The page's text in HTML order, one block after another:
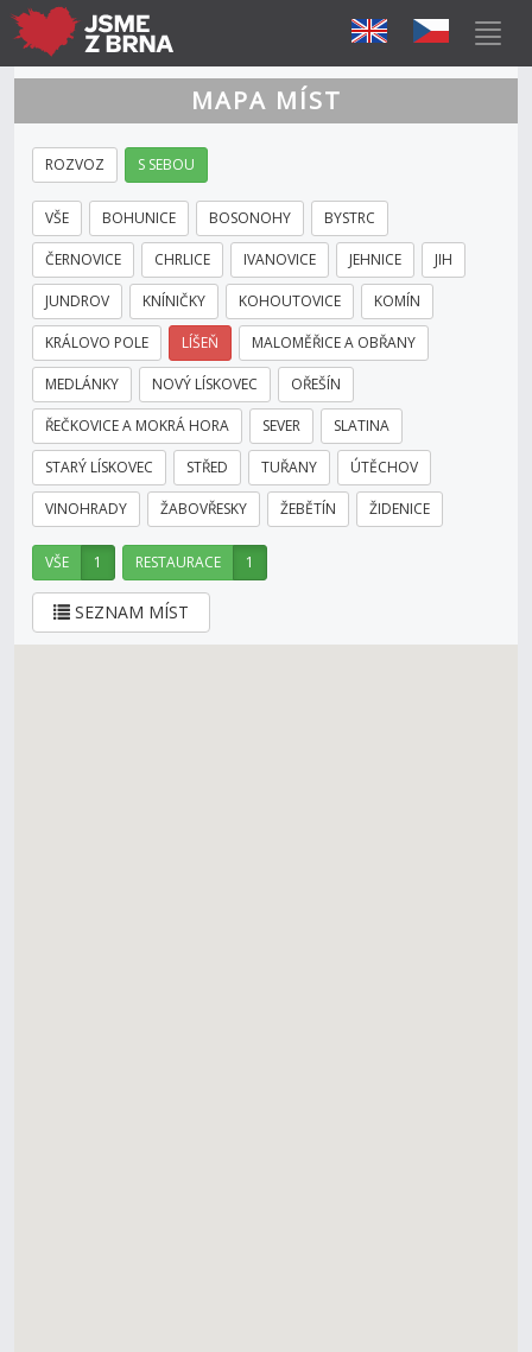
MAPA MÍST
ROZVOZ S SEBOU
VŠE BOHUNICE BOSONOHY BYSTRC
ČERNOVICE CHRLICE IVANOVICE JEHNICE JIH
JUNDROV KNÍNIČKY KOHOUTOVICE KOMÍN
KRÁLOVO POLE LÍŠEŇ MALOMĚŘICE A OBŘANY
MEDLÁNKY NOVÝ LÍSKOVEC OŘEŠÍN
ŘEČKOVICE A MOKRÁ HORA SEVER SLATINA
STARÝ LÍSKOVEC STŘED TUŘANY ÚTĚCHOV
VINOHRADY ŽABOVŘESKY ŽEBĚTÍN ŽIDENICE
VŠE 1 RESTAURACE 1
SEZNAM MÍST